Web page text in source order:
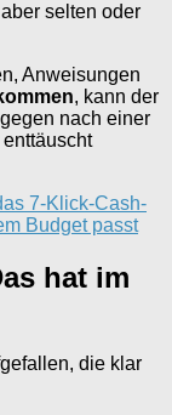
selten oder
Anweisungen
, kann der
nach einer
enttäuscht
7-Klick-Cash-
Budget passt
hat im
die klar